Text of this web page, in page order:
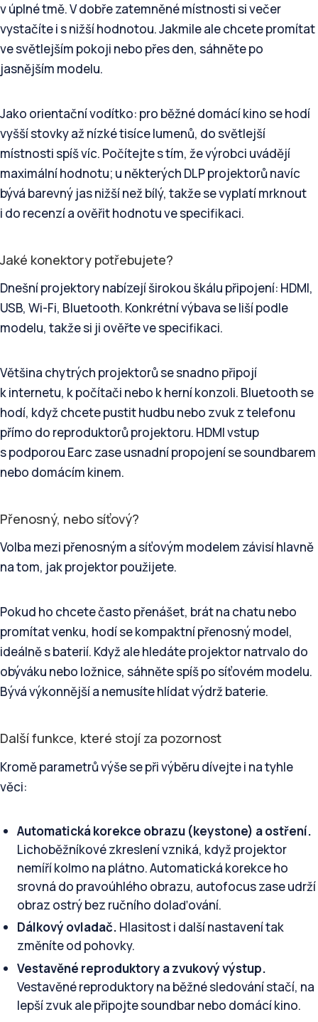
v úplné tmě. V dobře zatemněné místnosti si večer
vystačíte i s nižší hodnotou. Jakmile ale chcete promítat
ve světlejším pokoji nebo přes den, sáhněte po
jasnějším modelu.
Jako orientační vodítko: pro běžné domácí kino se hodí
vyšší stovky až nízké tisíce lumenů, do světlejší
místnosti spíš víc. Počítejte s tím, že výrobci uvádějí
maximální hodnotu; u některých DLP projektorů navíc
bývá barevný jas nižší než bílý, takže se vyplatí mrknout
i do recenzí a ověřit hodnotu ve specifikaci.
Jaké konektory potřebujete?
Dnešní projektory nabízejí širokou škálu připojení: HDMI,
USB, Wi-Fi, Bluetooth. Konkrétní výbava se liší podle
modelu, takže si ji ověřte ve specifikaci.
Většina chytrých projektorů se snadno připojí
k internetu, k počítači nebo k herní konzoli. Bluetooth se
hodí, když chcete pustit hudbu nebo zvuk z telefonu
přímo do reproduktorů projektoru. HDMI vstup
s podporou Earc zase usnadní propojení se soundbarem
nebo domácím kinem.
Přenosný, nebo síťový?
Volba mezi přenosným a síťovým modelem závisí hlavně
na tom, jak projektor použijete.
Pokud ho chcete často přenášet, brát na chatu nebo
promítat venku, hodí se kompaktní přenosný model,
ideálně s baterií. Když ale hledáte projektor natrvalo do
obýváku nebo ložnice, sáhněte spíš po síťovém modelu.
Bývá výkonnější a nemusíte hlídat výdrž baterie.
Další funkce, které stojí za pozornost
Kromě parametrů výše se při výběru dívejte i na tyhle
věci:
Automatická korekce obrazu (keystone) a ostření.
Lichoběžníkové zkreslení vzniká, když projektor
nemíří kolmo na plátno. Automatická korekce ho
srovná do pravoúhlého obrazu, autofocus zase udrží
obraz ostrý bez ručního dolaďování.
Dálkový ovladač. Hlasitost i další nastavení tak
změníte od pohovky.
Vestavěné reproduktory a zvukový výstup.
Vestavěné reproduktory na běžné sledování stačí, na
lepší zvuk ale připojte soundbar nebo domácí kino.